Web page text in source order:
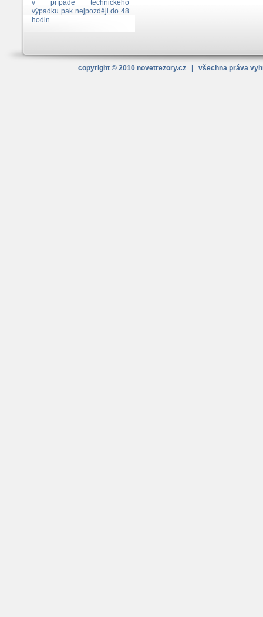
v případě technického
výpadku pak nejpozději do 48
hodin.
copyright © 2010 novetrezory.cz | všechna práva